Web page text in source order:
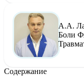
А.А.
Боли
Содержание